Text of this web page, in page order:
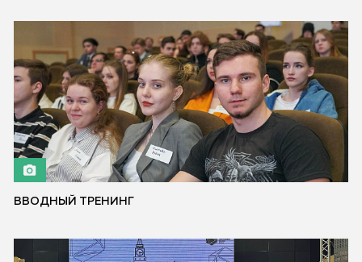
ВВОДНЫЙ ТРЕНИНГ